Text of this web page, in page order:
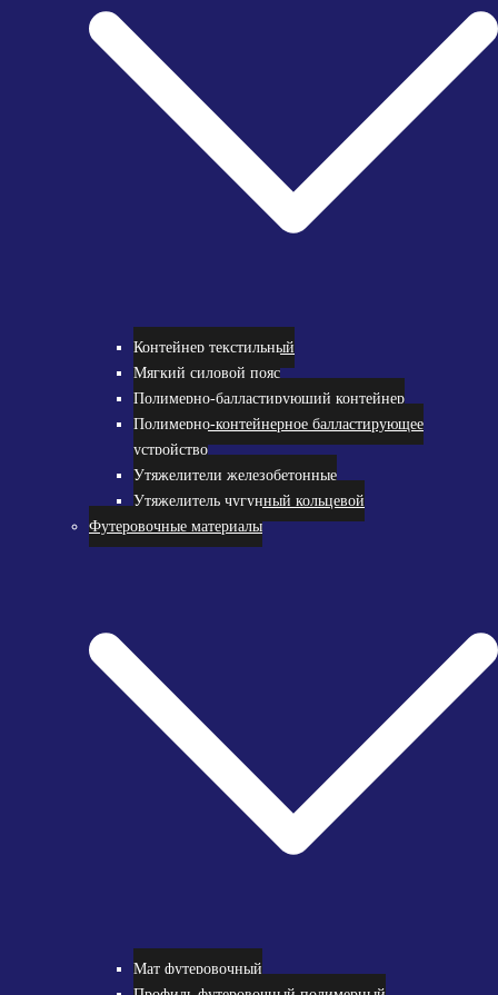
Контейнер текстильный
Мягкий силовой пояс
Полимерно-балластирующий контейнер
Полимерно-контейнерное балластирующее
устройство
Утяжелители железобетонные
Утяжелитель чугунный кольцевой
Футеровочные материалы
Мат футеровочный